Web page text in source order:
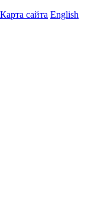
Карта сайта English